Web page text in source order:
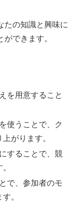
たの知識と興味に
できます。
を用意すること
使うことで、ク
がります。
することで、競
で、参加者のモ
。